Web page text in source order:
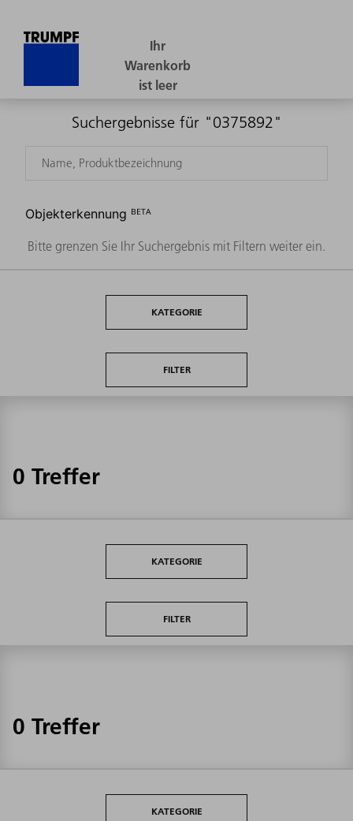
Suchergebnisse für "0375892"
Objekterkennung ᴮᴱᵀᴬ
Bitte grenzen Sie Ihr Suchergebnis mit Filtern weiter ein.
KATEGORIE
FILTER
0 Treffer
KATEGORIE
FILTER
0 Treffer
KATEGORIE